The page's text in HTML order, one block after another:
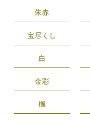
朱赤
宝尽くし
白
金彩
楓